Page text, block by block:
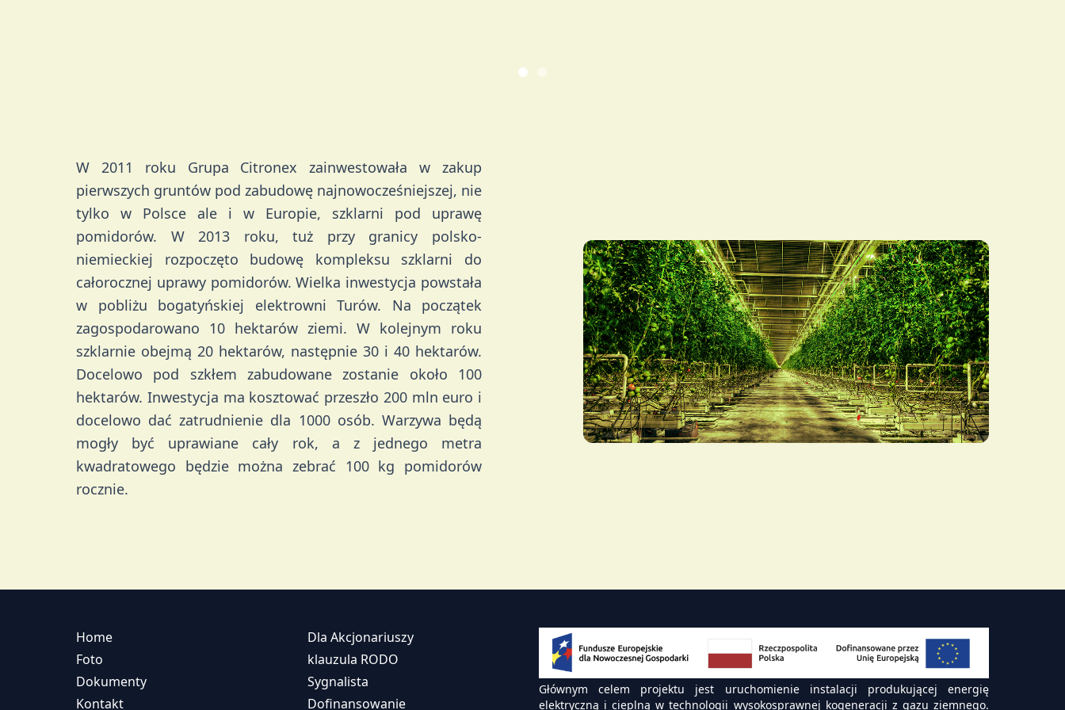
W 2011 roku Grupa Citronex zainwestowała w zakup
pierwszych gruntów pod zabudowę najnowocześniejszej, nie
tylko w Polsce ale i w Europie, szklarni pod uprawę
pomidorów. W 2013 roku, tuż przy granicy polsko-
niemieckiej rozpoczęto budowę kompleksu szklarni do
całorocznej uprawy pomidorów. Wielka inwestycja powstała
w pobliżu bogatyńskiej elektrowni Turów. Na początek
zagospodarowano 10 hektarów ziemi. W kolejnym roku
szklarnie obejmą 20 hektarów, następnie 30 i 40 hektarów.
Docelowo pod szkłem zabudowane zostanie około 100
hektarów. Inwestycja ma kosztować przeszło 200 mln euro i
docelowo dać zatrudnienie dla 1000 osób. Warzywa będą
mogły być uprawiane cały rok, a z jednego metra
kwadratowego będzie można zebrać 100 kg pomidorów
rocznie.
Home
Foto
Dokumenty
Kontakt
Dla Akcjonariuszy
klauzula RODO
Sygnalista
Dofinansowanie
Głównym celem projektu jest uruchomienie instalacji produkującej energię
elektryczną i cieplną w technologii wysokosprawnej kogeneracji z gazu ziemnego.